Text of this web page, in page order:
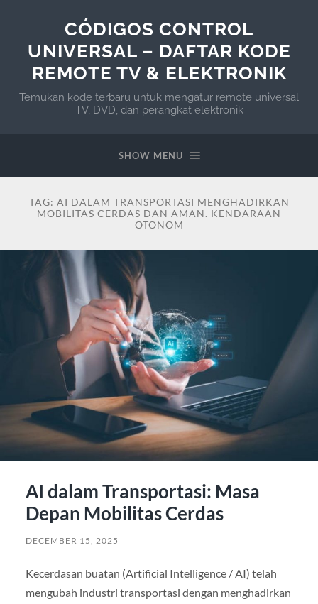
CÓDIGOS CONTROL
UNIVERSAL – DAFTAR KODE
REMOTE TV & ELEKTRONIK
Temukan kode terbaru untuk mengatur remote universal
TV, DVD, dan perangkat elektronik
SHOW MENU
TAG: AI DALAM TRANSPORTASI MENGHADIRKAN
MOBILITAS CERDAS DAN AMAN. KENDARAAN
OTONOM
AI dalam Transportasi: Masa
Depan Mobilitas Cerdas
DECEMBER 15, 2025
Kecerdasan buatan (Artificial Intelligence / AI) telah
mengubah industri transportasi dengan menghadirkan